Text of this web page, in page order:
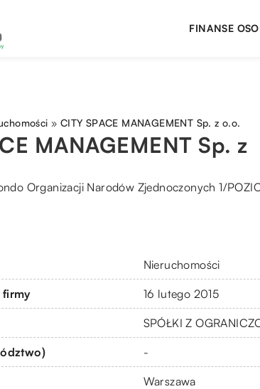
FINANSE
» CITY SPACE MANAGEMENT Sp. z o.o.
MANAGEMENT Sp. z
Organizacji Narodów Zjednoczonych 1/
Nieruchomości
firmy 16 lutego 2015
SPÓŁKI Z
-
Warszawa